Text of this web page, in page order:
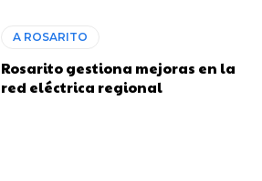
A ROSARITO
Rosarito gestiona mejoras en la
red eléctrica regional